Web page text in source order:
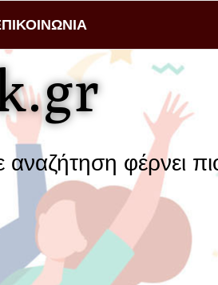
φέρνει πιο κοντά